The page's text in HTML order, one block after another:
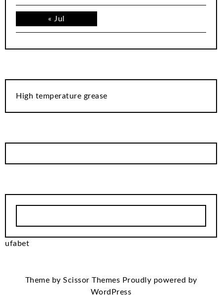
« Jul
High temperature grease
ufabet
Theme by Scissor Themes Proudly powered by
WordPress